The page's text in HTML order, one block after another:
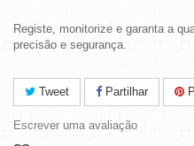
Registe, monitorize e garanta a
precisão e segurança.
Tweet Partilhar
Escrever uma avaliação